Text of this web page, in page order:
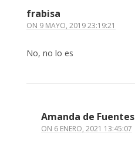
frabisa
ON 9 MAYO, 2019 23:19:21
No, no lo es
Amanda de Fuentes
ON 6 ENERO, 2021 13:45:07